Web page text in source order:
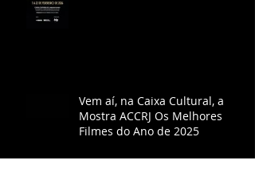
Vem aí, na Caixa Cultural, a
Mostra ACCRJ Os Melhores
Filmes do Ano de 2025